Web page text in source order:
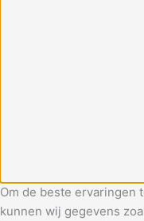
Om de beste ervaringen
kunnen wij gegevens